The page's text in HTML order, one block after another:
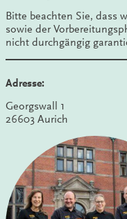
Bitte beachten Sie, dass
sowie der
nicht durchgängig
Adresse:
Georgswall 1
26603 Aurich